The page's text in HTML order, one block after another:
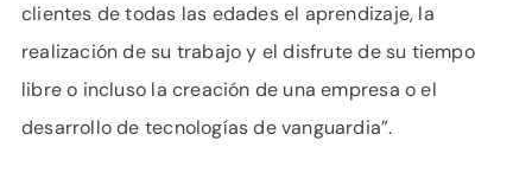
clientes de todas las edades el aprendizaje, la
realización de su trabajo y el disfrute de su tiempo
libre o incluso la creación de una empresa o el
desarrollo de tecnologías de vanguardia”.